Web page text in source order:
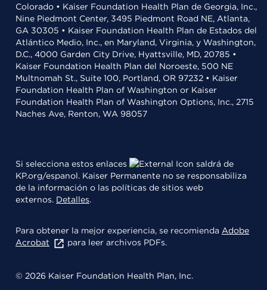
Colorado • Kaiser Foundation Health Plan de Georgia, Inc.,
Nine Piedmont Center, 3495 Piedmont Road NE, Atlanta,
GA 30305 • Kaiser Foundation Health Plan de Estados del
Atlántico Medio, Inc., en Maryland, Virginia, y Washington,
D.C., 4000 Garden City Drive, Hyattsville, MD, 20785 •
Kaiser Foundation Health Plan del Noroeste, 500 NE
Multnomah St., Suite 100, Portland, OR 97232 • Kaiser
Foundation Health Plan of Washington or Kaiser
Foundation Health Plan of Washington Options, Inc., 2715
Naches Ave, Renton, WA 98057
Si selecciona estos enlaces
saldrá de
KP.org/espanol. Kaiser Permanente no se responsabiliza
de la información o las políticas de sitios web
externos. Detalles.
Para obtener la mejor experiencia, se recomienda Adobe
Acrobat
para leer archivos PDFs.
© 2026 Kaiser Foundation Health Plan, Inc.